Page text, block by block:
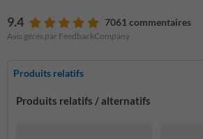
9.4 7061 commentaires
Avis gérés par FeedbackCompany
Produits relatifs
Produits relatifs / alternatifs